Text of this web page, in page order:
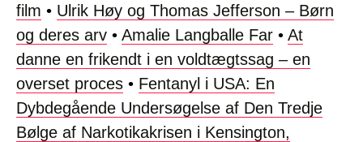
film • Ulrik Høy og Thomas Jefferson – Børn
og deres arv • Amalie Langballe Far • At
danne en frikendt i en voldtægtssag – en
overset proces • Fentanyl i USA: En
Dybdegående Undersøgelse af Den Tredje
Bølge af Narkotikakrisen i Kensington,